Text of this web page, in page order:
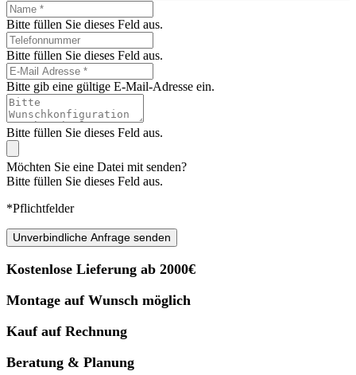
Bitte füllen Sie dieses Feld aus.
Bitte füllen Sie dieses Feld aus.
Bitte gib eine gültige E-Mail-Adresse ein.
Bitte füllen Sie dieses Feld aus.
Möchten Sie eine Datei mit senden?
Bitte füllen Sie dieses Feld aus.
*Pflichtfelder
Unverbindliche Anfrage senden
Kostenlose Lieferung ab 2000€
Montage auf Wunsch möglich
Kauf auf Rechnung
Beratung & Planung